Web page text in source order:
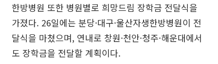
한방병원 또한 병원별로 희망드림 장학금 전달식을
가졌다. 26일에는 분당·대구·울산자생한방병원이 전
달식을 마쳤으며, 연내로 창원·천안·청주·해운대에서
도 장학금을 전달할 계획이다.